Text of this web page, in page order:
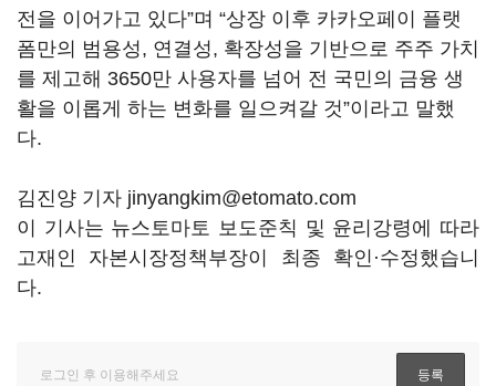
전을 이어가고 있다”며 “상장 이후 카카오페이 플랫
폼만의 범용성, 연결성, 확장성을 기반으로 주주 가치
를 제고해 3650만 사용자를 넘어 전 국민의 금융 생
활을 이롭게 하는 변화를 일으켜갈 것”이라고 말했
다.
김진양 기자 jinyangkim@etomato.com
이 기사는 뉴스토마토 보도준칙 및 윤리강령에 따라
고재인 자본시장정책부장이 최종 확인·수정했습니
다.